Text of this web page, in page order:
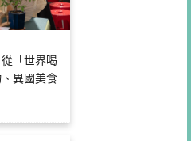
「世界喝
異國美食